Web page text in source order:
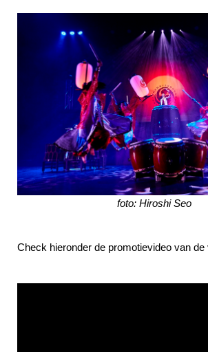
foto: Hiroshi Seo
Check hieronder de promotievideo van de